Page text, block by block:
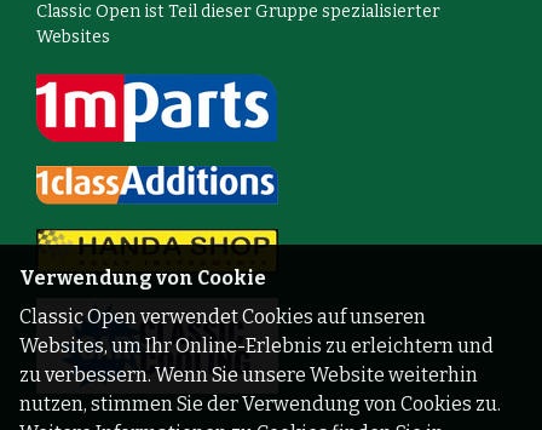
Classic Open ist Teil dieser Gruppe spezialisierter
Websites
Verwendung von Cookie
Classic Open verwendet Cookies auf unseren
Websites, um Ihr Online-Erlebnis zu erleichtern und
zu verbessern. Wenn Sie unsere Website weiterhin
nutzen, stimmen Sie der Verwendung von Cookies zu.